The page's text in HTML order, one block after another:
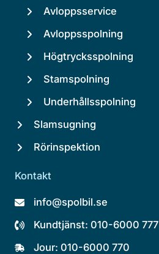
Avloppsservice
Avloppsspolning
Högtrycksspolning
Stamspolning
Underhållsspolning
Slamsugning
Rörinspektion
Kontakt
info@spolbil.se
Kundtjänst: 010-6000 777
Jour: 010-6000 770